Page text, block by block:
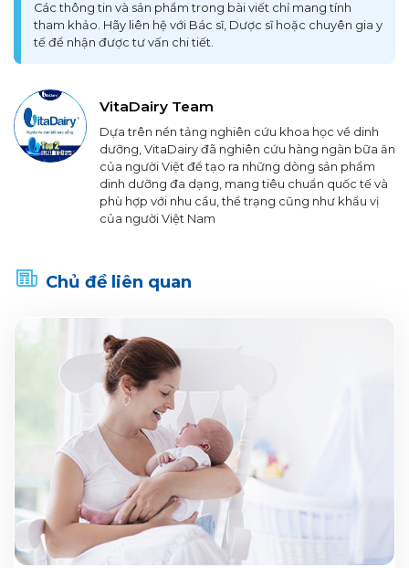
Các thông tin và sản phẩm trong bài viết chỉ mang tính
tham khảo. Hãy liên hệ với Bác sĩ, Dược sĩ hoặc chuyên gia y
tế để nhận được tư vấn chi tiết.
VitaDairy Team
Dựa trên nền tảng nghiên cứu khoa học về dinh
dưỡng, VitaDairy đã nghiên cứu hàng ngàn bữa ăn
của người Việt để tạo ra những dòng sản phẩm
dinh dưỡng đa dạng, mang tiêu chuẩn quốc tế và
phù hợp với nhu cầu, thể trạng cũng như khẩu vị
của người Việt Nam
Chủ đề liên quan